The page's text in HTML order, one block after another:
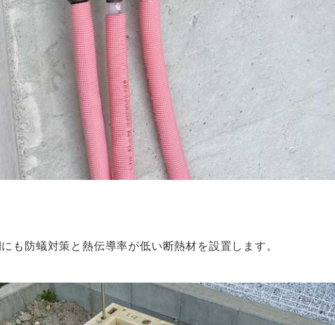
も防蟻対策と熱伝導率が低い断熱材を設置します。